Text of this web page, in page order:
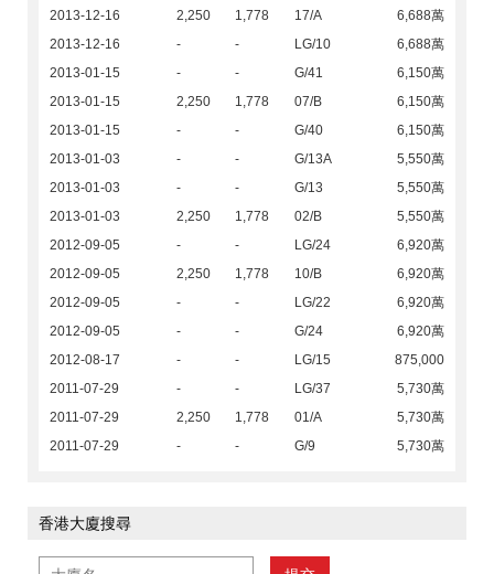
2013-12-16
2,250 1,778 17/A
6,688萬
2013-12-16
- - LG/10
6,688萬
2013-01-15
- - G/41
6,150萬
2013-01-15
2,250 1,778 07/B
6,150萬
2013-01-15
- - G/40
6,150萬
2013-01-03
- - G/13A
5,550萬
2013-01-03
- - G/13
5,550萬
2013-01-03
2,250 1,778 02/B
5,550萬
2012-09-05
- - LG/24
6,920萬
2012-09-05
2,250 1,778 10/B
6,920萬
2012-09-05
- - LG/22
6,920萬
2012-09-05
- - G/24
6,920萬
2012-08-17
- - LG/15
875,000
2011-07-29
- - LG/37
5,730萬
2011-07-29
2,250 1,778 01/A
5,730萬
2011-07-29
- - G/9 5,730萬
香港大廈搜尋